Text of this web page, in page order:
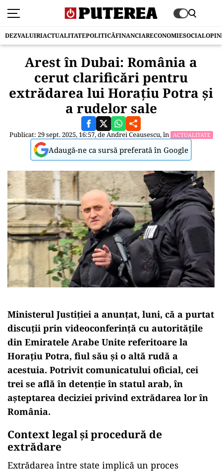
DEZVALUIRIACTUALITATEPOLITICĂFINANCIARECONOMIESOCIAL
Arest în Dubai: România a
cerut clarificări pentru
extrădarea lui Horațiu Potra și
a rudelor sale
Publicat: 29 sept. 2025, 16:57, deAndrei Ceausescu, în ACTUALITATE
Adaugă-ne ca sursă preferată în Google
Ministerul Justiției a anunțat, luni, că a purtat
discuții prin videoconferință cu autoritățile
din Emiratele Arabe Unite referitoare la
Horațiu Potra, fiul său și o altă rudă a
acestuia. Potrivit comunicatului oficial, cei
trei se află în detenție în statul arab, în
așteptarea deciziei privind extrădarea lor în
România.
Context legal și procedură de
extrădare
Extrădarea între state implică un proces